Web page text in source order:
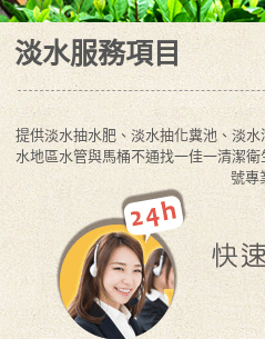
淡水服務項目
提供淡水抽水肥、淡水抽化糞池、淡
水地區水管與馬桶不通找一佳一清潔
號專